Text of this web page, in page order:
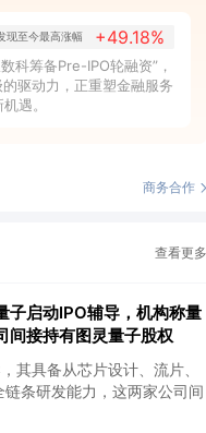
现至今最高涨幅 +49.18%
科筹备Pre-IPO轮融资”，
驱动力，正重塑金融服务
遇。
商务合作
查看更多
子启动IPO辅导，机构称量
间接持有图灵量子股权
其具备从芯片设计、流片、
条研发能力，这两家公司间